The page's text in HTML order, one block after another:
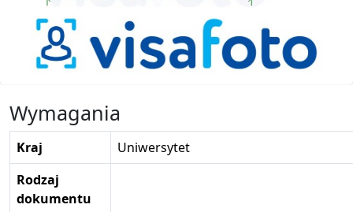
Wymagania
Kraj
Uniwersytet
Rodzaj
dokumentu